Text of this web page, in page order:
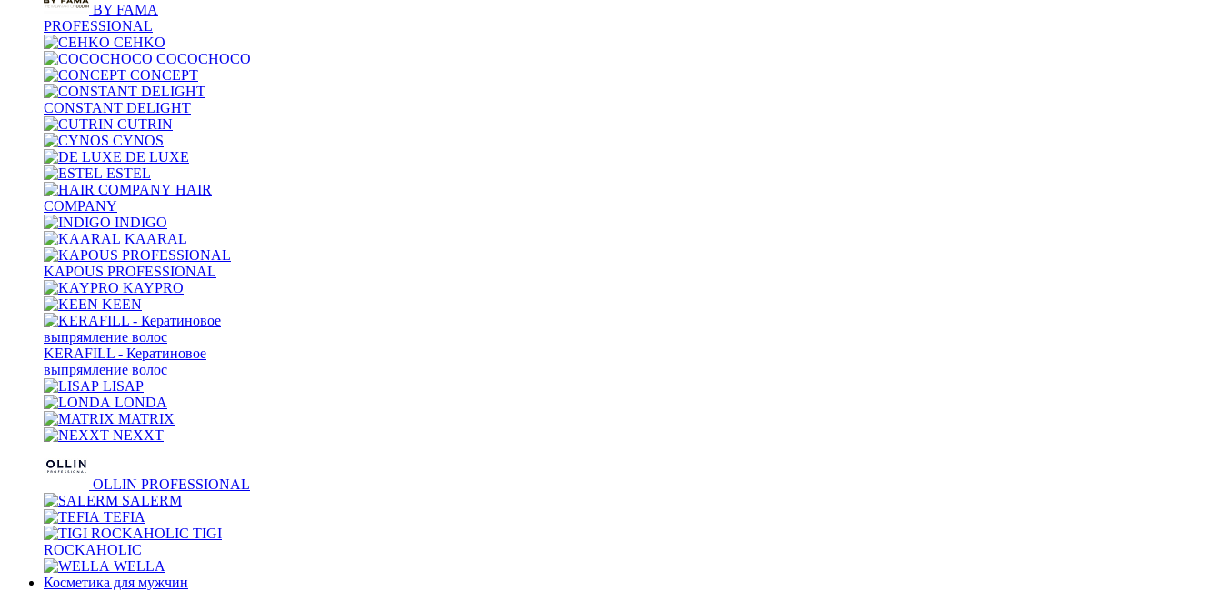
BY FAMA
PROFESSIONAL
CEHKO
COCOCHOCO
CONCEPT
CONSTANT DELIGHT
CUTRIN
CYNOS
DE LUXE
ESTEL
HAIR
COMPANY
INDIGO
KAARAL
KAPOUS PROFESSIONAL
KAYPRO
KEEN
KERAFILL - Кератиновое
выпрямление волос
LISAP
LONDA
MATRIX
NEXXT
OLLIN PROFESSIONAL
SALERM
TEFIA
TIGI
ROCKAHOLIC
WELLA
Косметика для мужчин